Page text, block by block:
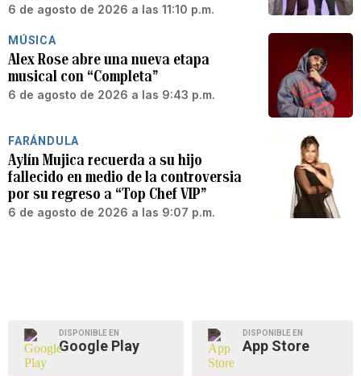
6 de agosto de 2026 a las 11:10 p.m.
MÚSICA
Alex Rose abre una nueva etapa
musical con “Completa”
6 de agosto de 2026 a las 9:43 p.m.
FARÁNDULA
Aylín Mujica recuerda a su hijo
fallecido en medio de la controversia
por su regreso a “Top Chef VIP”
6 de agosto de 2026 a las 9:07 p.m.
DISPONIBLE EN
Google Play
DISPONIBLE EN
App Store